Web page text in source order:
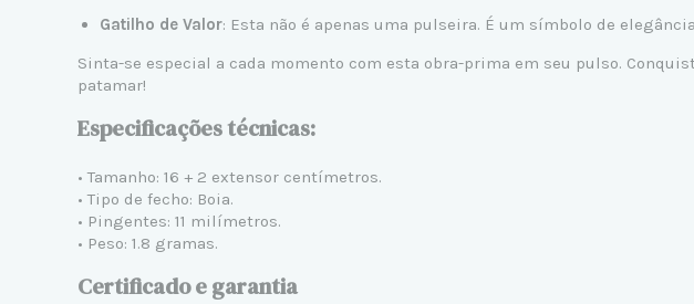
Gatilho de Valor: Esta não é apenas uma pulseira. É um símbolo de
Sinta-se especial a cada momento com esta obra-prima em seu pulso.
patamar!
Especificações técnicas:
• Tamanho: 16 + 2 extensor centímetros.
• Tipo de fecho: Boia.
• Pingentes: 11 milímetros.
• Peso: 1.8 gramas.
Certificado e garantia